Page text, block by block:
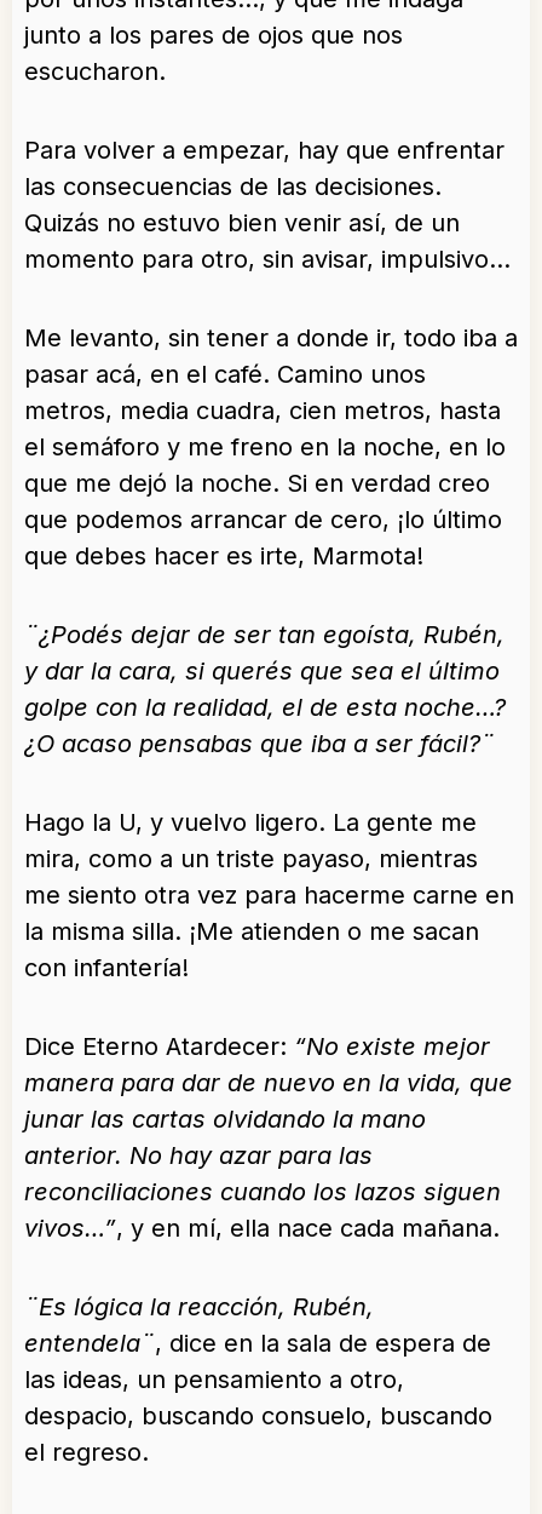
junto a los pares de ojos que nos
escucharon.
Para volver a empezar, hay que enfrentar
las consecuencias de las decisiones.
Quizás no estuvo bien venir así, de un
momento para otro, sin avisar, impulsivo…
Me levanto, sin tener a donde ir, todo iba a
pasar acá, en el café. Camino unos
metros, media cuadra, cien metros, hasta
el semáforo y me freno en la noche, en lo
que me dejó la noche. Si en verdad creo
que podemos arrancar de cero, ¡lo último
que debes hacer es irte, Marmota!
¨¿Podés dejar de ser tan egoísta, Rubén,
y dar la cara, si querés que sea el último
golpe con la realidad, el de esta noche…?
¿O acaso pensabas que iba a ser fácil?¨
Hago la U, y vuelvo ligero. La gente me
mira, como a un triste payaso, mientras
me siento otra vez para hacerme carne en
la misma silla. ¡Me atienden o me sacan
con infantería!
Dice Eterno Atardecer: “No existe mejor
manera para dar de nuevo en la vida, que
junar las cartas olvidando la mano
anterior. No hay azar para las
reconciliaciones cuando los lazos siguen
vivos…”, y en mí, ella nace cada mañana.
¨Es lógica la reacción, Rubén,
entendela¨, dice en la sala de espera de
las ideas, un pensamiento a otro,
despacio, buscando consuelo, buscando
el regreso.